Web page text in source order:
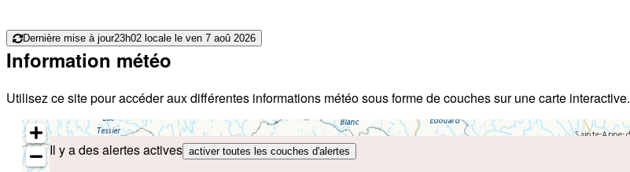
Dernière mise à jour23h02 locale le ven 7 aoû 2026
Information météo
Utilisez ce site pour accéder aux différentes informations météo sous forme de couches sur une carte interactive.
Il y a des alertes actives activer toutes les couches d'alertes